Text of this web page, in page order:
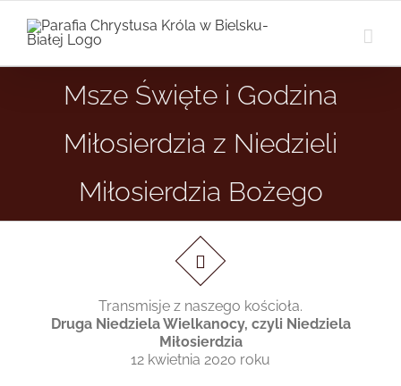
zawartości
Msze Święte i Godzina
Miłosierdzia z Niedzieli
Miłosierdzia Bożego
Transmisje z naszego kościoła.
Druga Niedziela Wielkanocy, czyli Niedziela
Miłosierdzia
12 kwietnia 2020 roku